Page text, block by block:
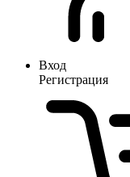
Вход
Регистрация